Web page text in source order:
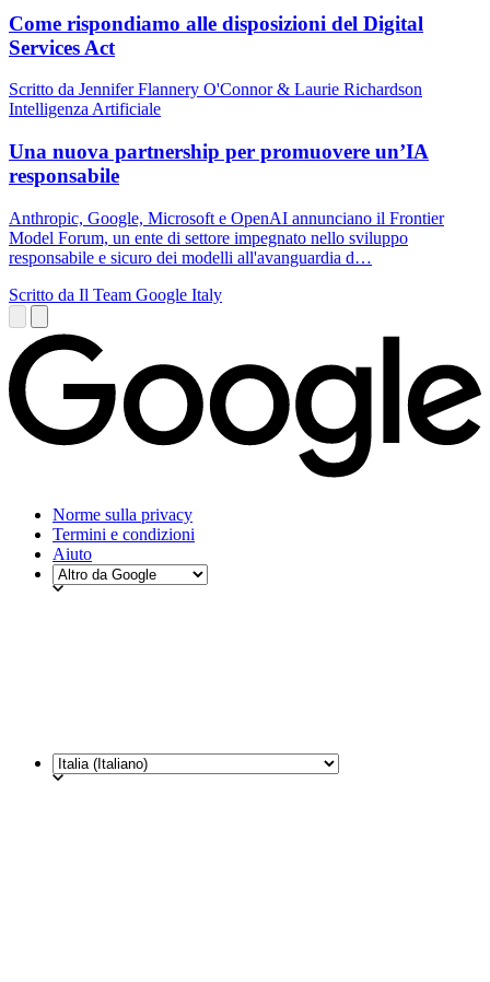
Come rispondiamo alle disposizioni del Digital
Services Act
Scritto da Jennifer Flannery O'Connor & Laurie Richardson
Intelligenza Artificiale
Una nuova partnership per promuovere un’IA
responsabile
Anthropic, Google, Microsoft e OpenAI annunciano il Frontier
Model Forum, un ente di settore impegnato nello sviluppo
responsabile e sicuro dei modelli all'avanguardia d…
Scritto da Il Team Google Italy
Norme sulla privacy
Termini e condizioni
Aiuto